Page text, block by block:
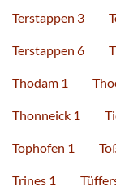
Terstappen 3
Terstappen 6
Thodam 1
Thonneick 1
Tophofen 1
Trines 1